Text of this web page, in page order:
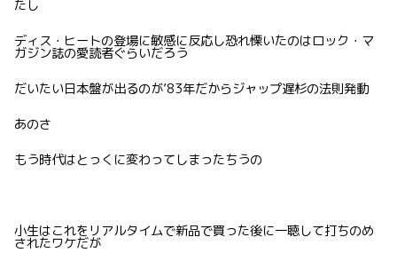
たし
ディス・ヒートの登場に敏感に反応し恐れ慄いたのはロック・マ
ガジン誌の愛読者ぐらいだろう
だいたい日本盤が出るのが’83年だからジャップ遅杉の法則発動
あのさ
もう時代はとっくに変わってしまったちうの
小生はこれをリアルタイムで新品で買った後に一聴して打ちのめ
されたワケだが